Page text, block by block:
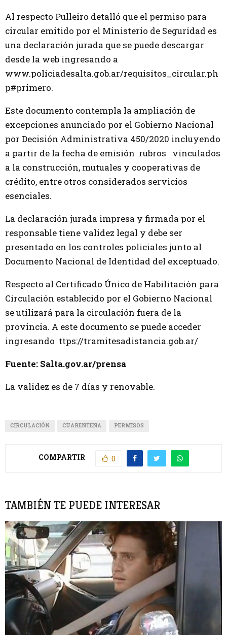
Al respecto Pulleiro detalló que el permiso para
circular emitido por el Ministerio de Seguridad es
una declaración jurada que se puede descargar
desde la web ingresando a
www.policiadesalta.gob.ar/requisitos_circular.ph
p#primero.
Este documento contempla la ampliación de
excepciones anunciado por el Gobierno Nacional
por Decisión Administrativa 450/2020 incluyendo
a partir de la fecha de emisión rubros vinculados
a la construcción, mutuales y cooperativas de
crédito, entre otros considerados servicios
esenciales.
La declaración jurada impresa y firmada por el
responsable tiene validez legal y debe ser
presentado en los controles policiales junto al
Documento Nacional de Identidad del exceptuado.
Respecto al Certificado Único de Habilitación para
Circulación establecido por el Gobierno Nacional
se utilizará para la circulación fuera de la
provincia. A este documento se puede acceder
ingresando ttps://tramitesadistancia.gob.ar/
Fuente: Salta.gov.ar/prensa
La validez es de 7 días y renovable.
CIRCULACIÓN CUARENTENA PERMISOS
COMPARTIR 0
TAMBIÉN TE PUEDE INTERESAR